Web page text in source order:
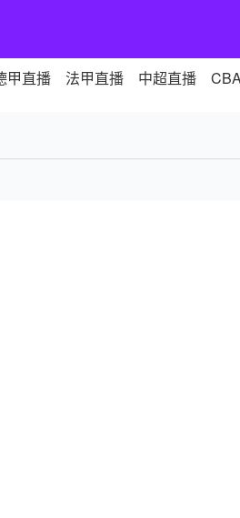
甲直播 法甲直播 中超直播